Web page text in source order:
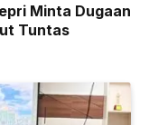
Minta Dugaan
Tuntas